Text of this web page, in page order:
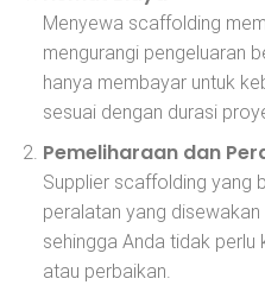
Menyewa scaffolding
mengurangi pengeluaran
hanya membayar untuk
sesuai dengan durasi
Pemeliharaan dan
Supplier scaffolding yang
peralatan yang
sehingga Anda tidak
atau perbaikan.